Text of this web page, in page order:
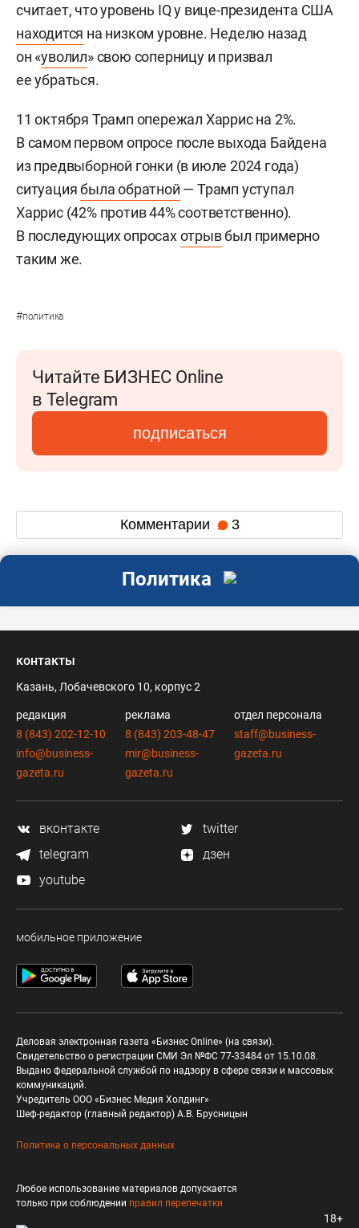
считает, что уровень IQ у вице-президента США
находится на низком уровне. Неделю назад
он «уволил» свою соперницу и призвал
ее убраться.
11 октября Трамп опережал Харрис на 2%.
В самом первом опросе после выхода Байдена
из предвыборной гонки (в июле 2024 года)
ситуациябыла обратной — Трамп уступал
Харрис (42% против 44% соответственно).
В последующих опросахотрывбыл примерно
таким же.
#политика
Читайте БИЗНЕС Online
в Telegram
подписаться
Комментарии 3
Политика
контакты
Казань, Лобачевского 10, корпус 2
редакция
8 (843) 202-12-10
info@business-
gazeta.ru
реклама
8 (843) 203-48-47
mir@business-
gazeta.ru
отдел персонала
staff@business-
gazeta.ru
вконтакте
twitter
telegram
дзен
youtube
мобильное приложение
Деловая электронная газета «Бизнес Online» (на связи).
Свидетельство о регистрации СМИ Эл №ФС 77-33484 от 15.10.08.
Выдано федеральной службой по надзору в сфере связи и массовых
коммуникаций.
Учредитель ООО «Бизнес Медия Холдинг»
Шеф-редактор (главный редактор) А.В. Брусницын
Политика о персональных данных
Любое использование материалов допускается
только при соблюдении правил перепечатки
18+